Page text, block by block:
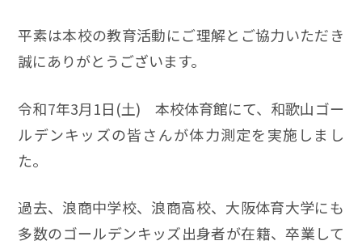
平素は本校の教育活動にご理解とご協力いただき
誠にありがとうございます。
令和7年3月1日(土) 本校体育館にて、和歌山ゴー
ルデンキッズの皆さんが体力測定を実施しまし
た。
過去、浪商中学校、浪商高校、大阪体育大学にも
多数のゴールデンキッズ出身者が在籍、卒業して